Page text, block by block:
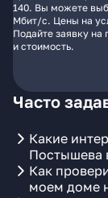
140. Вы можете
Мбит/с. Цены на
Подайте заявку
и стоимость.
Часто
Какие
Постышева
Как
моем доме